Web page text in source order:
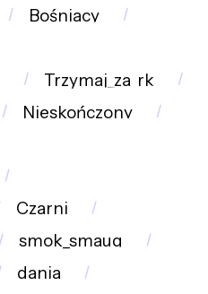
Bośniacy
Trzymaj_za_rk
Nieskończony
Czarni
smok_smaug
dania